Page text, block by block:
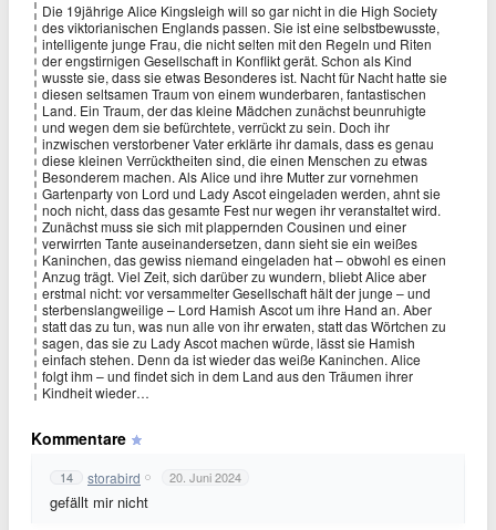
Die 19jährige Alice Kingsleigh will so gar nicht in die High Society
des viktorianischen Englands passen. Sie ist eine selbstbewusste,
intelligente junge Frau, die nicht selten mit den Regeln und Riten
der engstirnigen Gesellschaft in Konflikt gerät. Schon als Kind
wusste sie, dass sie etwas Besonderes ist. Nacht für Nacht hatte sie
diesen seltsamen Traum von einem wunderbaren, fantastischen
Land. Ein Traum, der das kleine Mädchen zunächst beunruhigte
und wegen dem sie befürchtete, verrückt zu sein. Doch ihr
inzwischen verstorbener Vater erklärte ihr damals, dass es genau
diese kleinen Verrücktheiten sind, die einen Menschen zu etwas
Besonderem machen. Als Alice und ihre Mutter zur vornehmen
Gartenparty von Lord und Lady Ascot eingeladen werden, ahnt sie
noch nicht, dass das gesamte Fest nur wegen ihr veranstaltet wird.
Zunächst muss sie sich mit plappernden Cousinen und einer
verwirrten Tante auseinandersetzen, dann sieht sie ein weißes
Kaninchen, das gewiss niemand eingeladen hat – obwohl es einen
Anzug trägt. Viel Zeit, sich darüber zu wundern, bliebt Alice aber
erstmal nicht: vor versammelter Gesellschaft hält der junge – und
sterbenslangweilige – Lord Hamish Ascot um ihre Hand an. Aber
statt das zu tun, was nun alle von ihr erwaten, statt das Wörtchen zu
sagen, das sie zu Lady Ascot machen würde, lässt sie Hamish
einfach stehen. Denn da ist wieder das weiße Kaninchen. Alice
folgt ihm – und findet sich in dem Land aus den Träumen ihrer
Kindheit wieder…
Kommentare
14 storabird 20. Juni 2024
gefällt mir nicht